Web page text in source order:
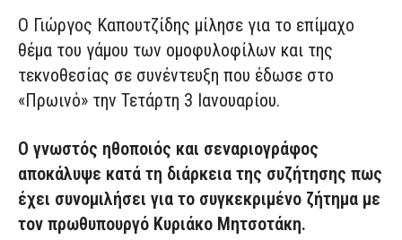
Ο Γιώργος Καπουτζίδης μίλησε για το επίμαχο
θέμα του γάμου των ομοφυλοφίλων και της
τεκνοθεσίας σε συνέντευξη που έδωσε στο
«Πρωινό» την Τετάρτη 3 Ιανουαρίου.
Ο γνωστός ηθοποιός και σεναριογράφος
αποκάλυψε κατά τη διάρκεια της συζήτησης πως
έχει συνομιλήσει για το συγκεκριμένο ζήτημα με
τον πρωθυπουργό Κυριάκο Μητσοτάκη.